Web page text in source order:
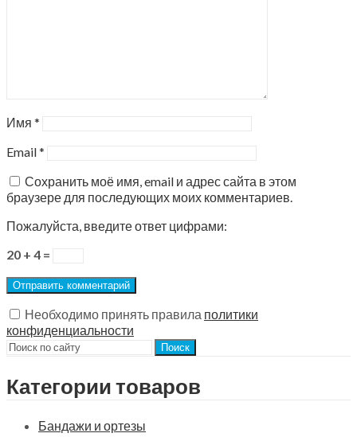
Имя *
Email*
Сохранить моё имя, email и адрес сайта в этом
браузере для последующих моих комментариев.
Пожалуйста, введите ответ цифрами:
20 + 4 =
Необходимо принять правила политики
конфиденциальности
Поиск
Категории товаров
Бандажи и ортезы